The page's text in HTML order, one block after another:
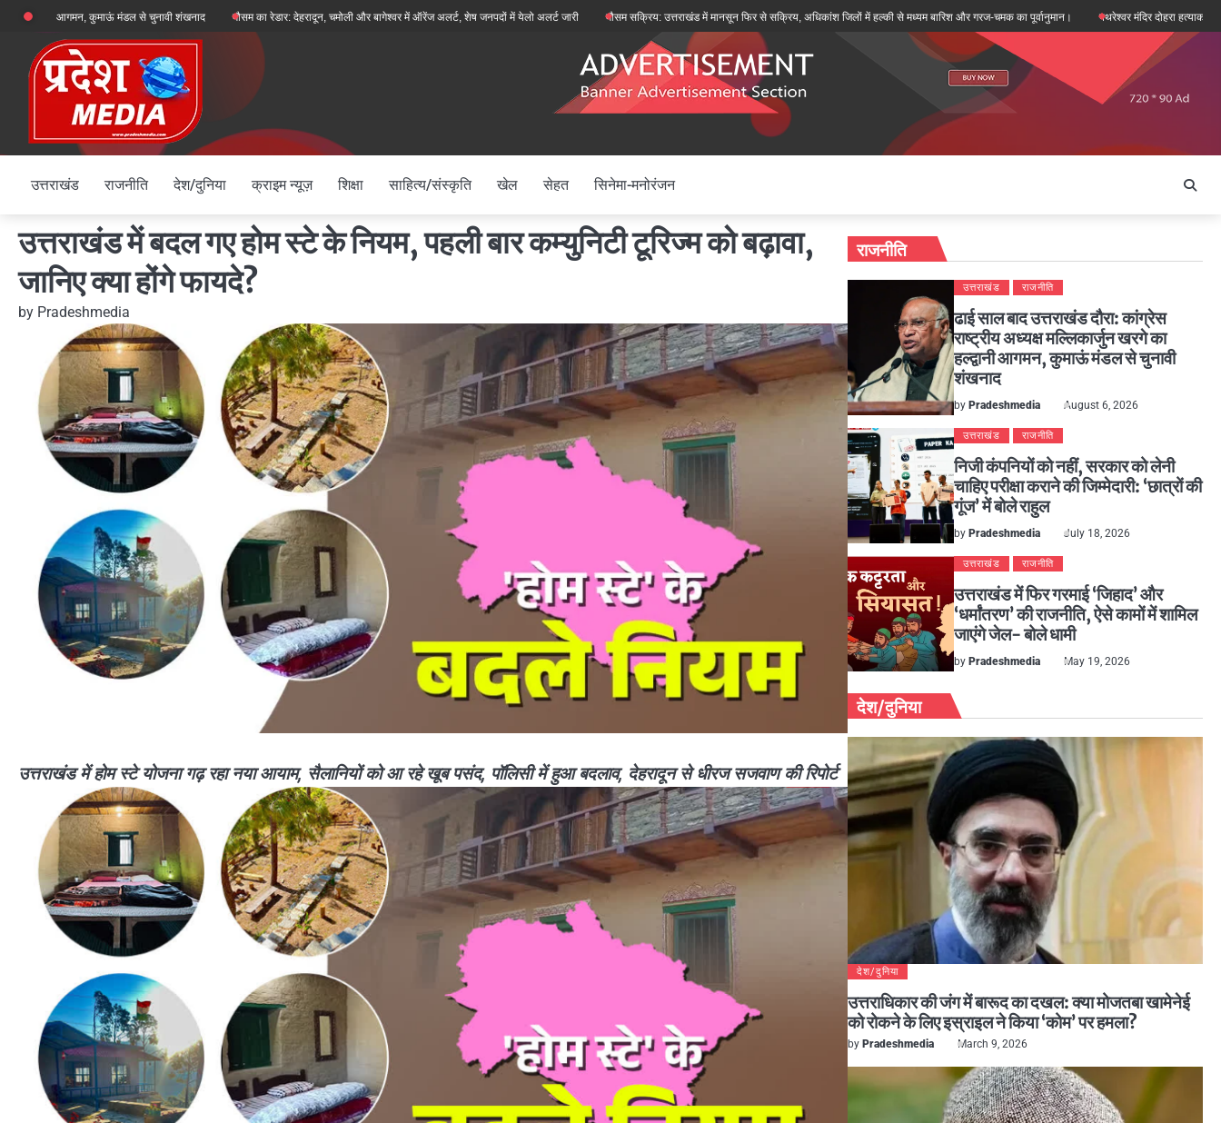
Skip
content
मंडल से चुनावी शंखनाद मौसम का रेडार: देहरादून, चमोली और बागेश्वर में ऑरेंज अलर्ट, शेष जनपदों में येलो अलर्ट जारी मौसम सक्रिय: उत्तराखंड में मानसून फिर से सक्रिय, अधिकांश जिलों में हल्की से मध्यम बारिश और गरज-चमक का पूर्वानुमान। पथरेश्वर मंदिर दोहरा हत्याकांड: गद्दी पर कब्जे की
उत्तराखंड राजनीति देश/दुनिया क्राइम न्यूज़ शिक्षा साहित्य/संस्कृति खेल सेहत सिनेमा-मनोरंजन
उत्तराखंड में बदल गए होम स्टे के नियम, पहली बार कम्युनिटी टूरिज्म को बढ़ावा,
जानिए क्या होंगे फायदे?
by Pradeshmedia
उत्तराखंड में होम स्टे योजना गढ़ रहा नया आयाम, सैलानियों को आ रहे खूब पसंद, पॉलिसी में हुआ बदलाव, देहरादून से धीरज सजवाण की रिपोर्ट
राजनीति
उत्तराखंड राजनीति
ढाई साल बाद उत्तराखंड दौरा: कांग्रेस
राष्ट्रीय अध्यक्ष मल्लिकार्जुन खरगे का
हल्द्वानी आगमन, कुमाऊं मंडल से चुनावी
शंखनाद
by Pradeshmedia August 6, 2026
उत्तराखंड राजनीति
निजी कंपनियों को नहीं, सरकार को लेनी
चाहिए परीक्षा कराने की जिम्मेदारी: ‘छात्रों की
गूंज’ में बोले राहुल
by Pradeshmedia July 18, 2026
उत्तराखंड राजनीति
उत्तराखंड में फिर गरमाई ‘जिहाद’ और
‘धर्मांतरण’ की राजनीति, ऐसे कामों में शामिल
जाएंगे जेल- बोले धामी
by Pradeshmedia May 19, 2026
देश/दुनिया
देश/दुनिया
उत्तराधिकार की जंग में बारूद का दखल: क्या मोजतबा खामेनेई
को रोकने के लिए इस्राइल ने किया ‘कोम’ पर हमला?
by Pradeshmedia March 9, 2026